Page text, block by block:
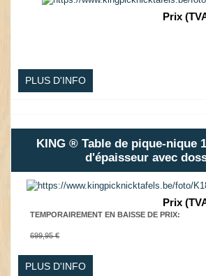
Prix
PLUS D'INFO
KING ® Table de pique-nique
d'épaisseur avec
Prix
TEMPORAIREMENT EN BAISSE DE PRIX:
699,95 €
PLUS D'INFO